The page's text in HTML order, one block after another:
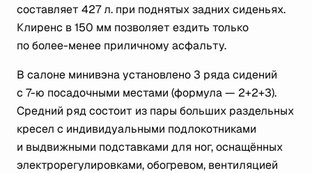
составляет 427 л. при поднятых задних сиденьях.
Клиренс в 150 мм позволяет ездить только
по более-менее приличному асфальту.
В салоне минивэна установлено 3 ряда сидений
с 7-ю посадочными местами (формула — 2+2+3).
Средний ряд состоит из пары больших раздельных
кресел с индивидуальными подлокотниками
и выдвижными подставками для ног, оснащённых
электрорегулировками, обогревом, вентиляцией